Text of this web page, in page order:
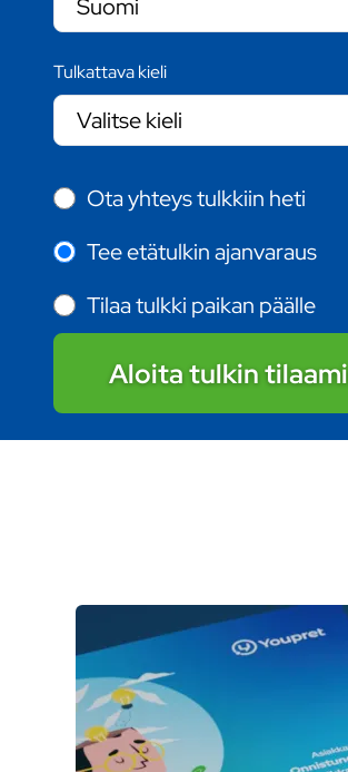
Tulkattava kieli
Ota yhteys tulkkiin heti
Tee etätulkin ajanvaraus
Tilaa tulkki paikan päälle
Aloita tulkin